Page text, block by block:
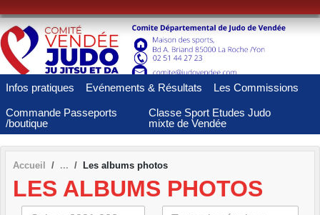
Infos pratiques Evénements & Résultats Les Commissions
Commande Passeports
/boutique
Classe Sport Etudes Judo
mixte de Vendée
Accueil Les albums photos
LES ALBUMS PHOTOS